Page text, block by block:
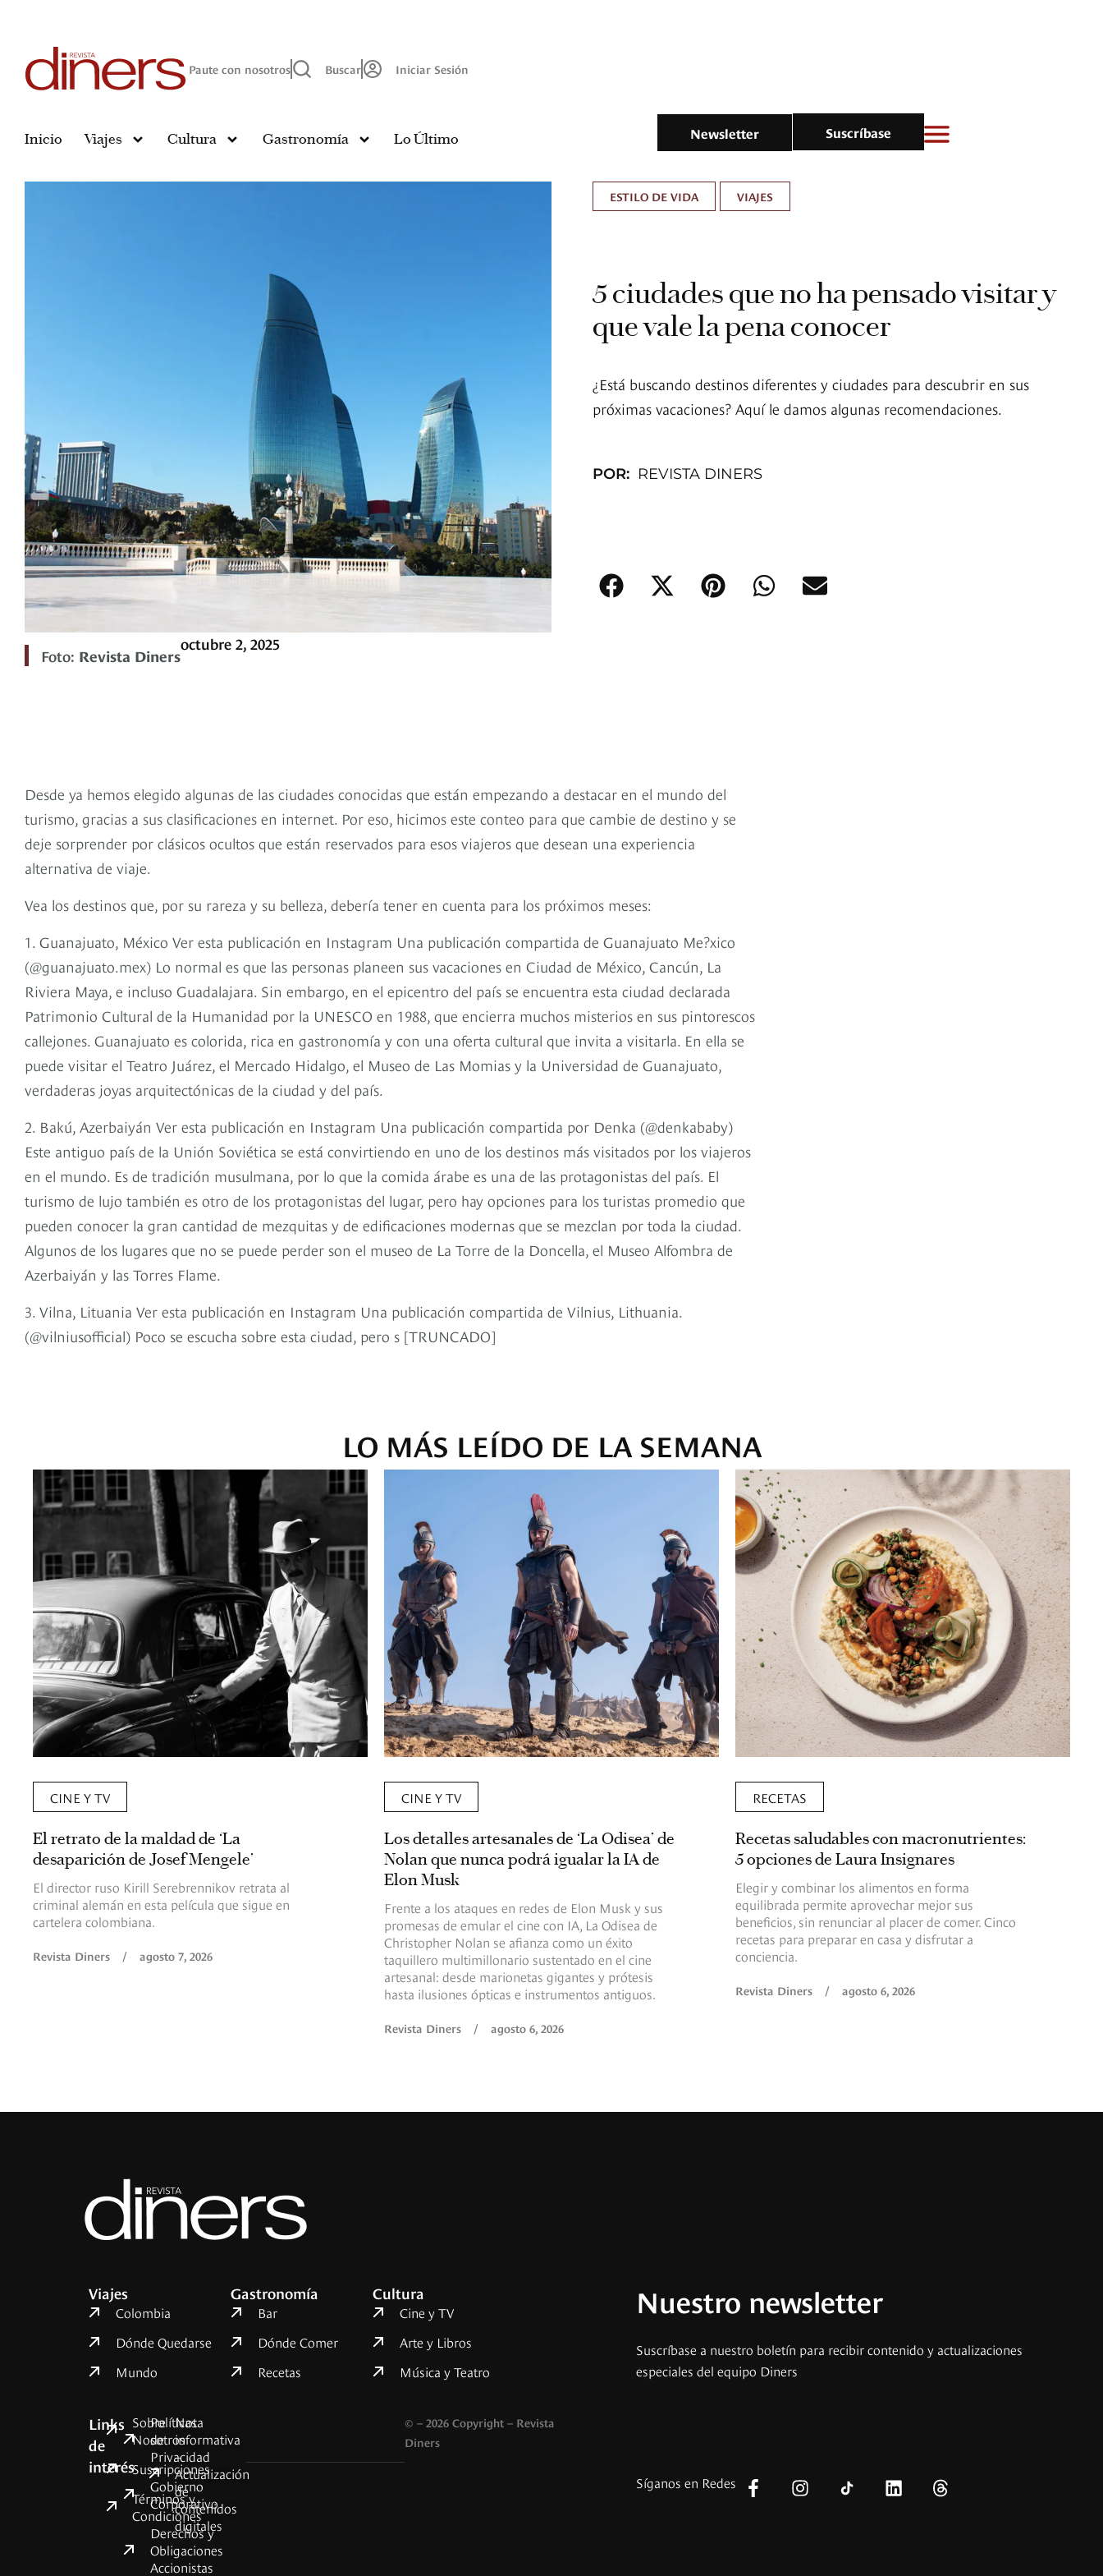
Paute con nosotros Buscar Iniciar Sesión
Inicio Viajes Cultura Gastronomía Lo Último Newsletter Suscríbase
Foto: Revista Diners
octubre 2, 2025
ESTILO DE VIDA VIAJES
5 ciudades que no ha pensado visitar y
que vale la pena conocer
¿Está buscando destinos diferentes y ciudades para descubrir en sus
próximas vacaciones? Aquí le damos algunas recomendaciones.
POR: REVISTA DINERS
Desde ya hemos elegido algunas de las ciudades conocidas que están empezando a destacar en el mundo del
turismo, gracias a sus clasificaciones en internet. Por eso, hicimos este conteo para que cambie de destino y se
deje sorprender por clásicos ocultos que están reservados para esos viajeros que desean una experiencia
alternativa de viaje.
Vea los destinos que, por su rareza y su belleza, debería tener en cuenta para los próximos meses:
1. Guanajuato, México Ver esta publicación en Instagram Una publicación compartida de Guanajuato Me?xico
(@guanajuato.mex) Lo normal es que las personas planeen sus vacaciones en Ciudad de México, Cancún, La
Riviera Maya, e incluso Guadalajara. Sin embargo, en el epicentro del país se encuentra esta ciudad declarada
Patrimonio Cultural de la Humanidad por la UNESCO en 1988, que encierra muchos misterios en sus pintorescos
callejones. Guanajuato es colorida, rica en gastronomía y con una oferta cultural que invita a visitarla. En ella se
puede visitar el Teatro Juárez, el Mercado Hidalgo, el Museo de Las Momias y la Universidad de Guanajuato,
verdaderas joyas arquitectónicas de la ciudad y del país.
2. Bakú, Azerbaiyán Ver esta publicación en Instagram Una publicación compartida por Denka (@denkababy)
Este antiguo país de la Unión Soviética se está convirtiendo en uno de los destinos más visitados por los viajeros
en el mundo. Es de tradición musulmana, por lo que la comida árabe es una de las protagonistas del país. El
turismo de lujo también es otro de los protagonistas del lugar, pero hay opciones para los turistas promedio que
pueden conocer la gran cantidad de mezquitas y de edificaciones modernas que se mezclan por toda la ciudad.
Algunos de los lugares que no se puede perder son el museo de La Torre de la Doncella, el Museo Alfombra de
Azerbaiyán y las Torres Flame.
3. Vilna, Lituania Ver esta publicación en Instagram Una publicación compartida de Vilnius, Lithuania.
(@vilniusofficial) Poco se escucha sobre esta ciudad, pero s [TRUNCADO]
LO MÁS LEÍDO DE LA SEMANA
CINE Y TV
El retrato de la maldad de ‘La
desaparición de Josef Mengele’
El director ruso Kirill Serebrennikov retrata al
criminal alemán en esta película que sigue en
cartelera colombiana.
Revista Diners / agosto 7, 2026
CINE Y TV
Los detalles artesanales de ‘La Odisea’ de
Nolan que nunca podrá igualar la IA de
Elon Musk
Frente a los ataques en redes de Elon Musk y sus
promesas de emular el cine con IA, La Odisea de
Christopher Nolan se afianza como un éxito
taquillero multimillonario sustentado en el cine
artesanal: desde marionetas gigantes y prótesis
hasta ilusiones ópticas e instrumentos antiguos.
Revista Diners / agosto 6, 2026
RECETAS
Recetas saludables con macronutrientes:
5 opciones de Laura Insignares
Elegir y combinar los alimentos en forma
equilibrada permite aprovechar mejor sus
beneficios, sin renunciar al placer de comer. Cinco
recetas para preparar en casa y disfrutar a
conciencia.
Revista Diners / agosto 6, 2026
Viajes
Colombia
Dónde Quedarse
Mundo
Gastronomía
Bar
Dónde Comer
Recetas
Cultura
Cine y TV
Arte y Libros
Música y Teatro
Links
de
interés
Sobre
Nosotros
Suscripciones
Términos y
Condiciones
Políticas
de
Privacidad
Gobierno
Corporativo
Derechos y
Obligaciones
Accionistas
Nota
informativa
–
Actualización
de
contenidos
digitales
© – 2026 Copyright – Revista
Diners
Nuestro newsletter
Suscríbase a nuestro boletín para recibir contenido y actualizaciones
especiales del equipo Diners
Síganos en Redes